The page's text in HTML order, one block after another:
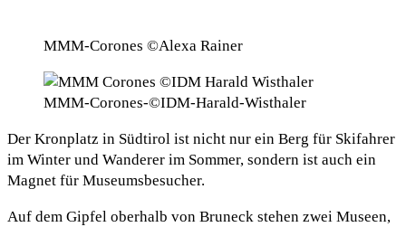
MMM-Corones ©Alexa Rainer
MMM-Corones-©IDM-Harald-Wisthaler
Der Kronplatz in Südtirol ist nicht nur ein Berg für Skifahrer
im Winter und Wanderer im Sommer, sondern ist auch ein
Magnet für Museumsbesucher.
Auf dem Gipfel oberhalb von Bruneck stehen zwei Museen,